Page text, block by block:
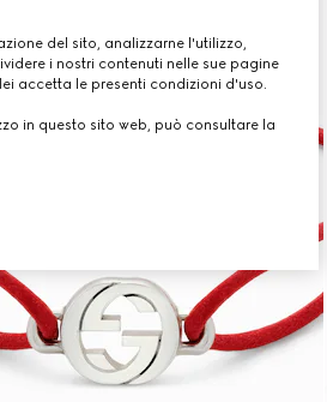
del sito, analizzarne l'utilizzo,
i nostri contenuti nelle sue pagine
accetta le presenti condizioni d'uso.
in questo sito web, può consultare la